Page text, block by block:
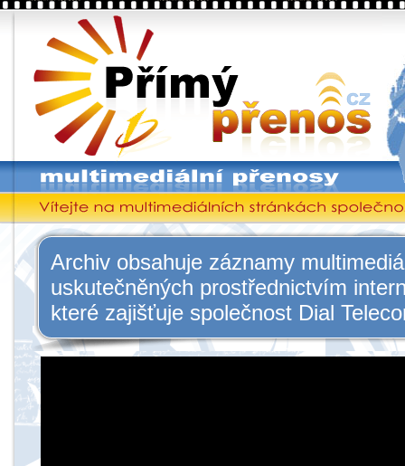
PřímýPřenos
Multimediální přenosy
Vítejte na multimediálních stránkách společnosti Dial Telecom, a.s.
Archiv obsahuje záznamy
uskutečněných prostřednictvím
které zajišťuje společnost Dial